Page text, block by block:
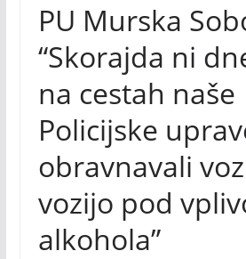
PU Murska
“Skorajda ni
na cestah naše
Policijske
obravnavali
vozijo pod
alkohola”